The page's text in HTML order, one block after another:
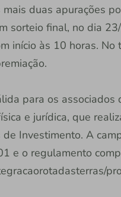
mais duas apurações
sorteio final, no dia
início às 10 horas.
para os associados
e jurídica, que
de Investimento. A
e o regulamento